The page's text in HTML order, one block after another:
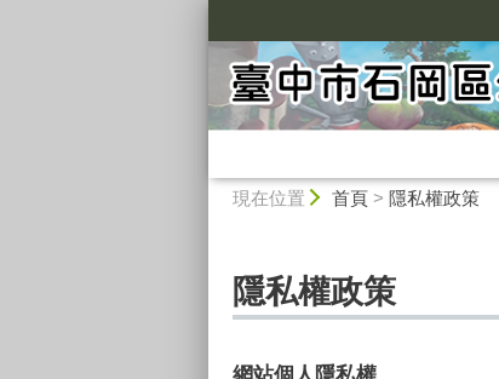
現在位置 首頁> 隱私權政策
隱私權政策
網站個人隱私權